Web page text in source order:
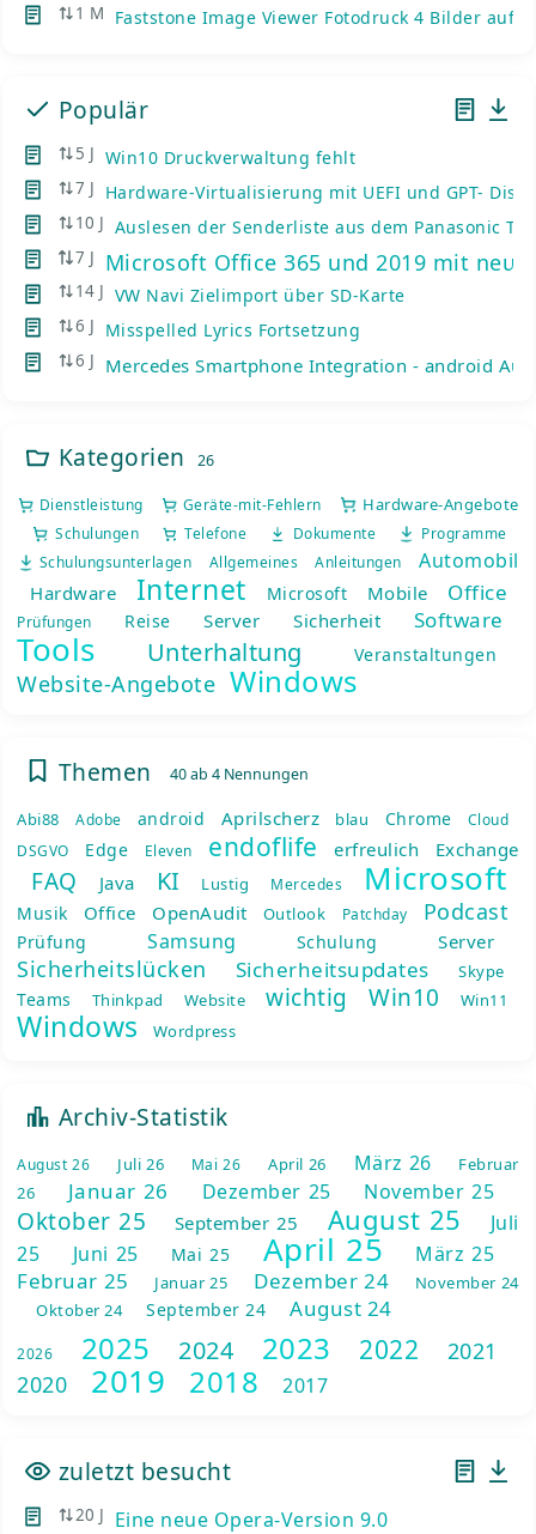
1 M Faststone Image Viewer Fotodruck 4 Bilder auf
Populär
5 J Win10 Druckverwaltung fehlt
7 J Hardware-Virtualisierung mit UEFI und GPT- Disks
10 J Auslesen der Senderliste aus dem Panasonic TV
7 J Microsoft Office 365 und 2019 mit
14 J VW Navi Zielimport über SD-Karte
6 J Misspelled Lyrics Fortsetzung
6 J Mercedes Smartphone Integration - android
Kategorien 26
Dienstleistung Geräte-mit-Fehlern Hardware-Angebote
Schulungen Telefone Dokumente
Programme
Schulungsunterlagen
Allgemeines Anleitungen Automobil
Hardware Internet Microsoft Mobile Office
Prüfungen Reise Server Sicherheit Software
Tools Unterhaltung Veranstaltungen
Website-Angebote Windows
Themen 40 ab 4 Nennungen
Abi88 Adobe android Aprilscherz blau Chrome
Cloud
DSGVO
Edge Eleven endoflife erfreulich Exchange
FAQ Java KI Lustig Mercedes Microsoft
Musik Office OpenAudit Outlook Patchday Podcast
Prüfung Samsung Schulung Server
Sicherheitslücken Sicherheitsupdates Skype
Teams Thinkpad Website wichtig Win10 Win11
Windows Wordpress
Archiv-Statistik
August 26 Juli 26 Mai 26 April 26 März 26
Februar
26
Januar 26 Dezember 25 November 25
Oktober 25 September 25 August 25
Juli
25
Juni 25 Mai 25 April 25 März 25
Februar 25 Januar 25 Dezember 24
November 24
Oktober 24
September 24 August 24
2026 2025 2024 2023 2022
2021
2020
2019 2018 2017
zuletzt besucht
20 J Eine neue Opera-Version 9.0